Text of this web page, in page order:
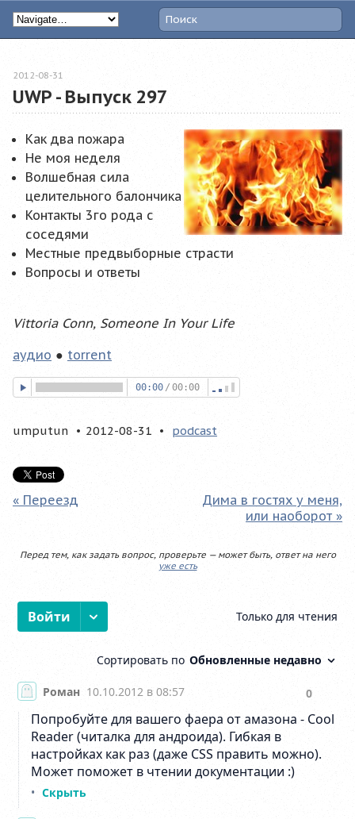
UWP - Выпуск 297
2012-08-31
Как два пожара
Не моя неделя
Волшебная сила
целительного балончика
Контакты 3го рода с
соседями
Местные предвыборные страсти
Вопросы и ответы
Vittoria Conn, Someone In Your Life
аудио ● torrent
00:00 / 00:00
umputun 2012-08-31 podcast
« Переезд
Дима в гостях у меня,
или наоборот »
Перед тем, как задать вопрос, проверьте — может быть, ответ на него
уже есть